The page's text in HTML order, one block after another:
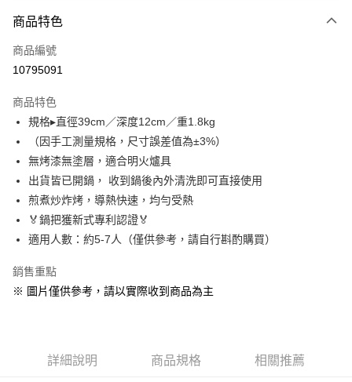
成交易。
4.訂單成立30分鐘內，如未前往確認交易或遇審核未通過，訂單將自動取
消。如遇「轉專審核」未通過狀況，表示未達大哥付你分期系統評分，恕無
1.分期款項不併入電信帳單，「大哥付你分期」於每月結算日後寄送繳費提
醒簡訊。
2.透過簡訊連結打開帳單後，可選擇「超商條碼／台灣大直營門市／銀行轉
帳／街口支付／iPASS MONEY」等通路繳費。
【注意事項】
1.本服務係由「台灣大哥大股份有限公司」（以下簡稱本公司）所提供，讓
用戶於交易時，得透過本服務購買商品或服務，並由商店將買賣／分期付款
買賣價金債權讓與本公司後，依約使用本公司帳單繳交帳款。
2.基於同意付款使用「大哥付你分期」之契約關係目的，商店將以您的個人
3.完整用戶服務條款，請詳閱以下連結：
【關於「AFTEE先享後付」】
AFTEE先享後付是「在收到商品之後才付款」的支付方式。 讓您購物簡單
便利好安心！
１．簡單：不需註冊會員、不需綁卡、不需儲值。
２．便利：只要手機號碼，簡訊認證，即可結帳。
【「AFTEE先享後付」結帳流程】
１．於結帳方式選擇「AFTEE先享後付」後，將跳轉至「AFTEE先享後付」
結帳頁面，進行簡訊認證並確認金額後，即可完成結帳。
２．訂單成立數日內，您將收到繳費通知簡訊。
ATM／網路銀行／等多元方式進行付款，方視為交易完成。
※ 請注意：結帳手續完成當下不需立刻繳費，但若您需要取消訂單，請聯絡
購買商品的店家。未經商家同意取消之訂單仍視為有效，需透過AFTEE先享
後付繳納相關費用。
※ 交易是否成功請以「AFTEE先享後付 」之結帳頁面顯示為準，若有關於
客戶支援中心」
【注意事項】
２．關於個人資料處理事宜，請瀏覽以下網址：
https://aftee.tw/terms/#terms3
ATM付款
運送方式
離島配送
每筆NT$150，滿NT$3,000(含以上)免運費
商品特色
商品編號
10795091
商品特色
規格▸直徑39cm／深度12cm／重1.8kg
（因手工測量規格，尺寸誤差值為±3%）
無烤漆無塗層，適合明火爐具
出貨皆已開鍋， 收到鍋後內外清洗即可直接使用
煎煮炒炸烤，導熱快速，均勻受熱
🏅鍋把獲新式專利認證🏅
適用人數：約5-7人（僅供參考，請自行斟酌購買）
銷售重點
※ 圖片僅供參考，請以實際收到商品為主
詳細說明 商品規格 相關推薦